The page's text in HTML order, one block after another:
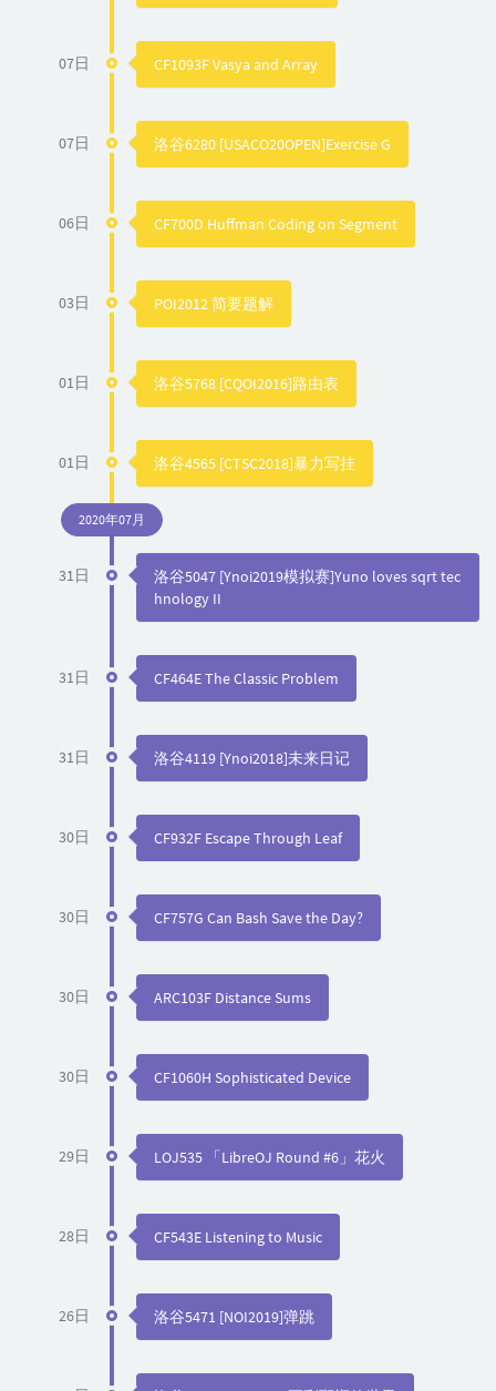
07日 CF1093F Vasya and Array
07日 洛谷6280 [USACO20OPEN]Exercise G
06日 CF700D Huffman Coding on Segment
03日 POI2012 简要题解
01日 洛谷5768 [CQOI2016]路由表
01日 洛谷4565 [CTSC2018]暴力写挂
2020年07月
31日
洛谷5047 [Ynoi2019模拟赛]Yuno loves sqrt tec
hnology II
31日 CF464E The Classic Problem
31日 洛谷4119 [Ynoi2018]未来日记
30日 CF932F Escape Through Leaf
30日 CF757G Can Bash Save the Day?
30日 ARC103F Distance Sums
30日 CF1060H Sophisticated Device
29日 LOJ535 「LibreOJ Round #6」花火
28日 CF543E Listening to Music
26日 洛谷5471 [NOI2019]弹跳